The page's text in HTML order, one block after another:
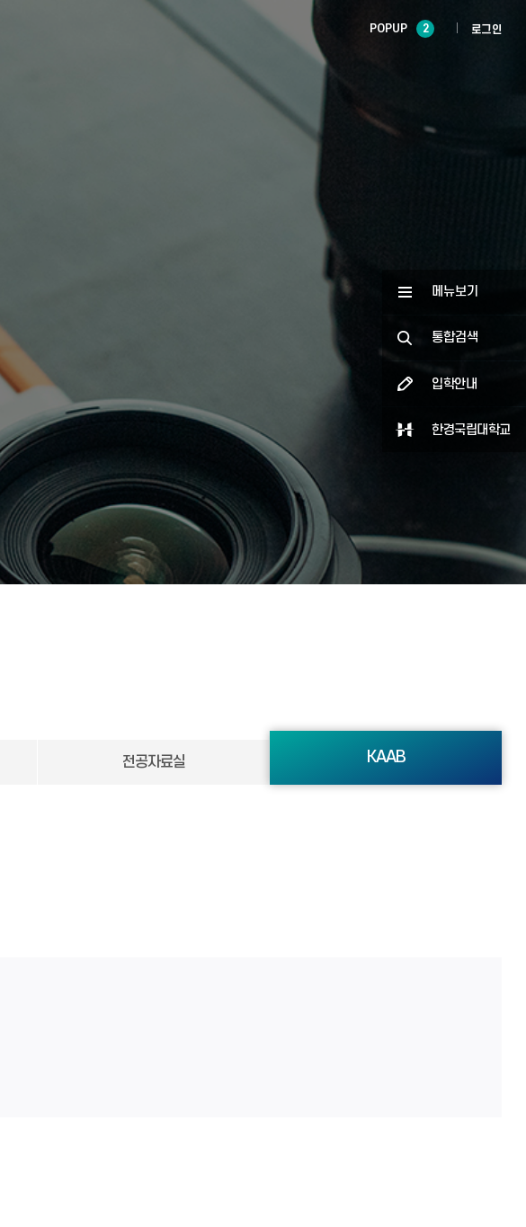
POPUP 2 로그인
메뉴보기
통합검색
입학안내
한경국립대학교
전공자료실 KAAB